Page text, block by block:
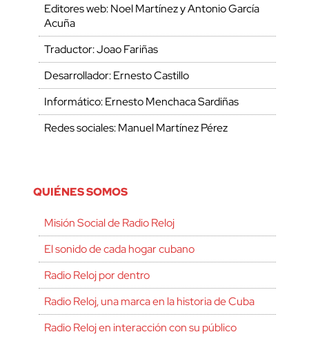
Editores web: Noel Martínez y Antonio García
Acuña
Traductor: Joao Fariñas
Desarrollador: Ernesto Castillo
Informático: Ernesto Menchaca Sardiñas
Redes sociales: Manuel Martínez Pérez
QUIÉNES SOMOS
Misión Social de Radio Reloj
El sonido de cada hogar cubano
Radio Reloj por dentro
Radio Reloj, una marca en la historia de Cuba
Radio Reloj en interacción con su público